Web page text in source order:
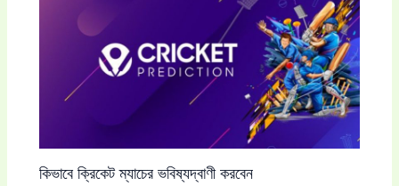
কিভাবে ক্রিকেট ম্যাচের ভবিষ্যদ্বাণী করবেন